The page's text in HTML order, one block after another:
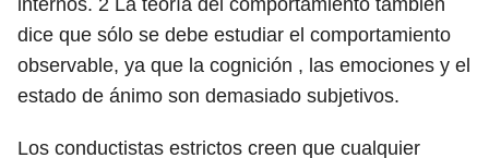
internos. 2 La teoría del comportamiento también
dice que sólo se debe estudiar el comportamiento
observable, ya que la cognición , las emociones y el
estado de ánimo son demasiado subjetivos.
Los conductistas estrictos creen que cualquier